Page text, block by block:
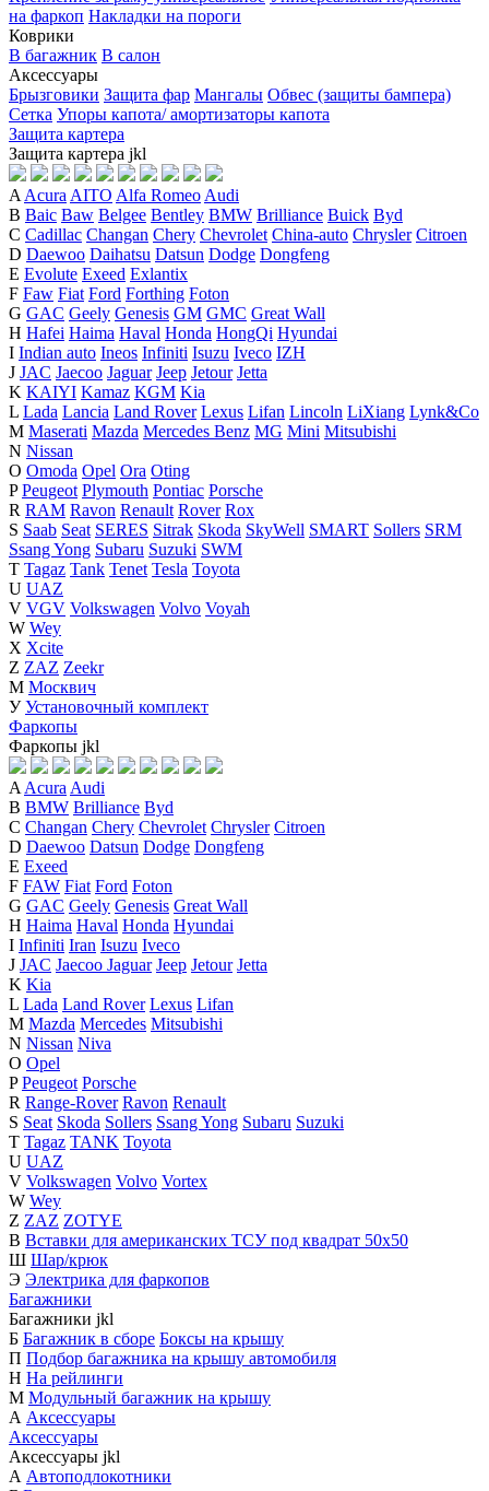
на фаркоп Накладки на пороги
Коврики
В багажник В салон
Аксессуары
Брызговики Защита фар Мангалы Обвес (защиты бампера)
Сетка Упоры капота/ амортизаторы капота
Защита картера
Защита картера jkl
A Acura AITO Alfa Romeo Audi
B Baic Baw Belgee Bentley BMW Brilliance Buick Byd
C Cadillac Changan Chery Chevrolet China-auto Chrysler Citroen
D Daewoo Daihatsu Datsun Dodge Dongfeng
E Evolute Exeed Exlantix
F Faw Fiat Ford Forthing Foton
G GAC Geely Genesis GM GMC Great Wall
H Hafei Haima Haval Honda HongQi Hyundai
I Indian auto Ineos Infiniti Isuzu Iveco IZH
J JAC Jaecoo Jaguar Jeep Jetour Jetta
K KAIYI Kamaz KGM Kia
L Lada Lancia Land Rover Lexus Lifan Lincoln LiXiang Lynk&Co
M Maserati Mazda Mercedes Benz MG Mini Mitsubishi
N Nissan
O Omoda Opel Ora Oting
P Peugeot Plymouth Pontiac Porsche
R RAM Ravon Renault Rover Rox
S Saab Seat SERES Sitrak Skoda SkyWell SMART Sollers SRM
Ssang Yong Subaru Suzuki SWM
T Tagaz Tank Tenet Tesla Toyota
U UAZ
V VGV Volkswagen Volvo Voyah
W Wey
X Xcite
Z ZAZ Zeekr
М Москвич
У Установочный комплект
Фаркопы
Фаркопы jkl
A Acura Audi
B BMW Brilliance Byd
C Changan Chery Chevrolet Chrysler Citroen
D Daewoo Datsun Dodge Dongfeng
E Exeed
F FAW Fiat Ford Foton
G GAC Geely Genesis Great Wall
H Haima Haval Honda Hyundai
I Infiniti Iran Isuzu Iveco
J JAC Jaecoo Jaguar Jeep Jetour Jetta
K Kia
L Lada Land Rover Lexus Lifan
M Mazda Mercedes Mitsubishi
N Nissan Niva
O Opel
P Peugeot Porsche
R Range-Rover Ravon Renault
S Seat Skoda Sollers Ssang Yong Subaru Suzuki
T Tagaz TANK Toyota
U UAZ
V Volkswagen Volvo Vortex
W Wey
Z ZAZ ZOTYE
В Вставки для американских ТСУ под квадрат 50х50
Ш Шар/крюк
Э Электрика для фаркопов
Багажники
Багажники jkl
Б Багажник в сборе Боксы на крышу
П Подбор багажника на крышу автомобиля
Н На рейлинги
М Модульный багажник на крышу
А Аксессуары
Аксессуары
Аксессуары jkl
А Автоподлокотники